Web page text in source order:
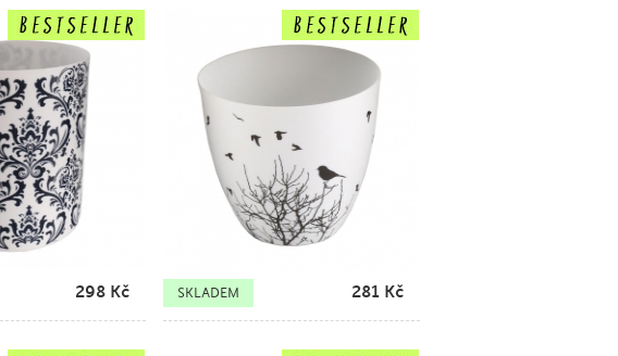
298 Kč SKLADEM 281 Kč